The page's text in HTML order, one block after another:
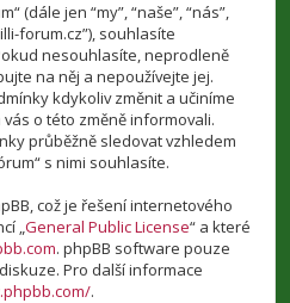
(dále jen “my”, “naše”, “nás”,
forum.cz”), souhlasíte
nesouhlasíte, neprodleně
na něj a nepoužívejte jej.
kdykoliv změnit a učiníme
o této změně informovali.
průběžně sledovat vzhledem
s nimi souhlasíte.
což je řešení internetového
„General Public License“ a které
. phpBB software pouze
Pro další informace
.